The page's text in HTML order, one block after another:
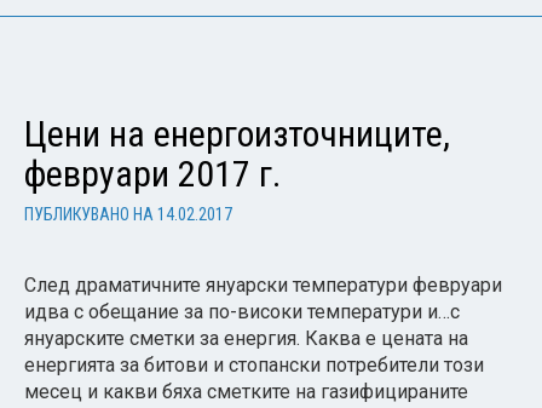
Цени на енергоизточниците,
февруари 2017 г.
ПУБЛИКУВАНО НА 14.02.2017
След драматичните януарски температури февруари
идва с обещание за по-високи температури и…с
януарските сметки за енергия. Каква е цената на
енергията за битови и стопански потребители този
месец и какви бяха сметките на газифицираните